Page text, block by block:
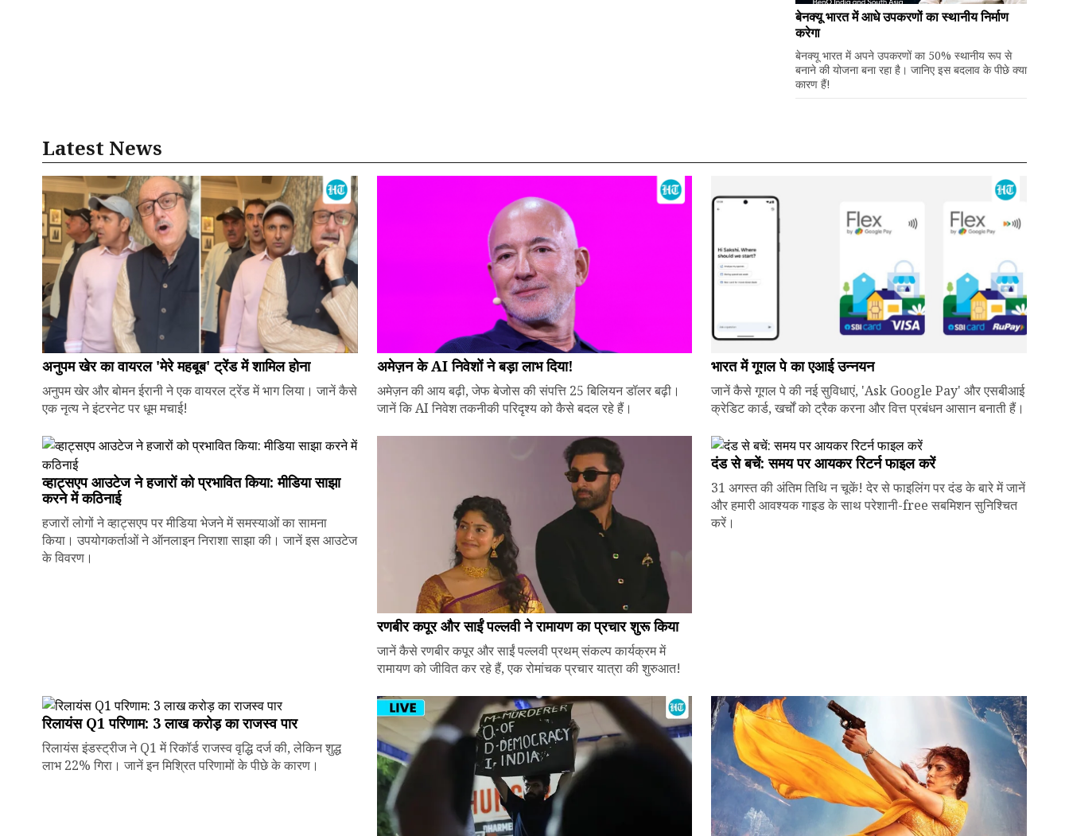
बेनक्यू भारत में आधे उपकरणों का स्थानीय निर्माण
करेगा
बेनक्यू भारत में अपने उपकरणों का 50% स्थानीय रूप से
बनाने की योजना बना रहा है। जानिए इस बदलाव के पीछे क्या
कारण हैं!
Latest News
अनुपम खेर का वायरल 'मेरे महबूब' ट्रेंड में शामिल होना
अनुपम खेर और बोमन ईरानी ने एक वायरल ट्रेंड में भाग लिया। जानें कैसे
एक नृत्य ने इंटरनेट पर धूम मचाई!
अमेज़न के AI निवेशों ने बड़ा लाभ दिया!
अमेज़न की आय बढ़ी, जेफ बेजोस की संपत्ति 25 बिलियन डॉलर बढ़ी।
जानें कि AI निवेश तकनीकी परिदृश्य को कैसे बदल रहे हैं।
भारत में गूगल पे का एआई उन्नयन
जानें कैसे गूगल पे की नई सुविधाएं, 'Ask Google Pay' और एसबीआई
क्रेडिट कार्ड, खर्चों को ट्रैक करना और वित्त प्रबंधन आसान बनाती हैं।
व्हाट्सएप आउटेज ने हजारों को प्रभावित किया: मीडिया साझा
करने में कठिनाई
हजारों लोगों ने व्हाट्सएप पर मीडिया भेजने में समस्याओं का सामना
किया। उपयोगकर्ताओं ने ऑनलाइन निराशा साझा की। जानें इस आउटेज
के विवरण।
रणबीर कपूर और साईं पल्लवी ने रामायण का प्रचार शुरू किया
जानें कैसे रणबीर कपूर और साईं पल्लवी प्रथम् संकल्प कार्यक्रम में
रामायण को जीवित कर रहे हैं, एक रोमांचक प्रचार यात्रा की शुरुआत!
दंड से बचें: समय पर आयकर रिटर्न फाइल करें
31 अगस्त की अंतिम तिथि न चूकें! देर से फाइलिंग पर दंड के बारे में जानें
और हमारी आवश्यक गाइड के साथ परेशानी-free सबमिशन सुनिश्चित
करें।
रिलायंस Q1 परिणाम: ₹3 लाख करोड़ का राजस्व पार
रिलायंस इंडस्ट्रीज ने Q1 में रिकॉर्ड राजस्व वृद्धि दर्ज की, लेकिन शुद्ध
लाभ 22% गिरा। जानें इन मिश्रित परिणामों के पीछे के कारण।